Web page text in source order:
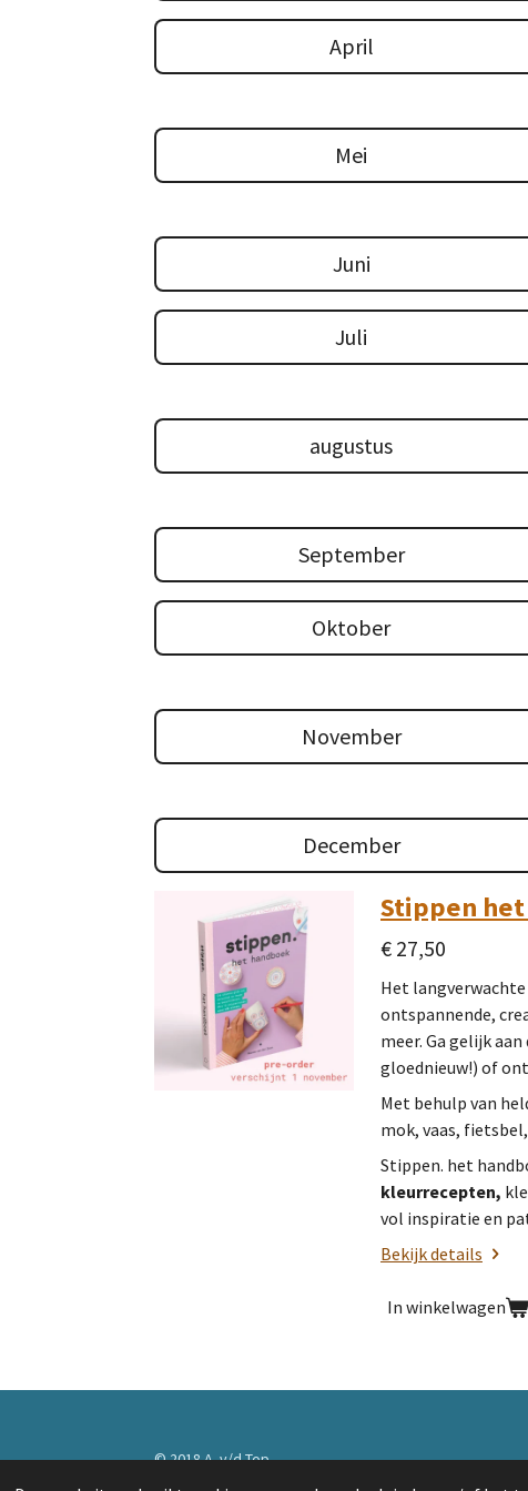
April
Mei
Juni
Juli
augustus
September
Oktober
November
December
Stippen
€ 27,50
Het
ontspannende,
meer. Ga gelijk
gloednieuw!) of
Met behulp van
mok, vaas,
Stippen. het
kleurrecepten,
vol inspiratie en
Bekijk details
In winkelwagen
© 2018 A. v/d Top